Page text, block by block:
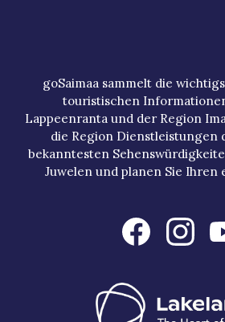
goSaimaa sammelt die
touristischen
Lappeenranta und der Region
die Region Dienstleistungen
bekanntesten
Juwelen und planen Sie Ihren